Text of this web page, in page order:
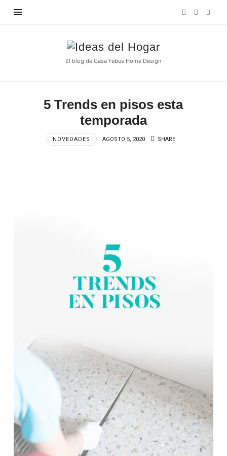
Ideas
del
El blog de Casa Febus Home Design
5 Trends en pisos esta
temporada
NOVEDADES AGOSTO 5, 2020 SHARE